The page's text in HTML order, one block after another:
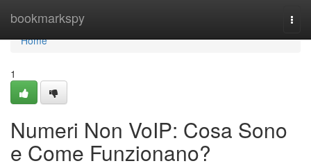
bookmarkspy
Home
Home
1
Numeri Non VoIP: Cosa Sono
e Come Funzionano?